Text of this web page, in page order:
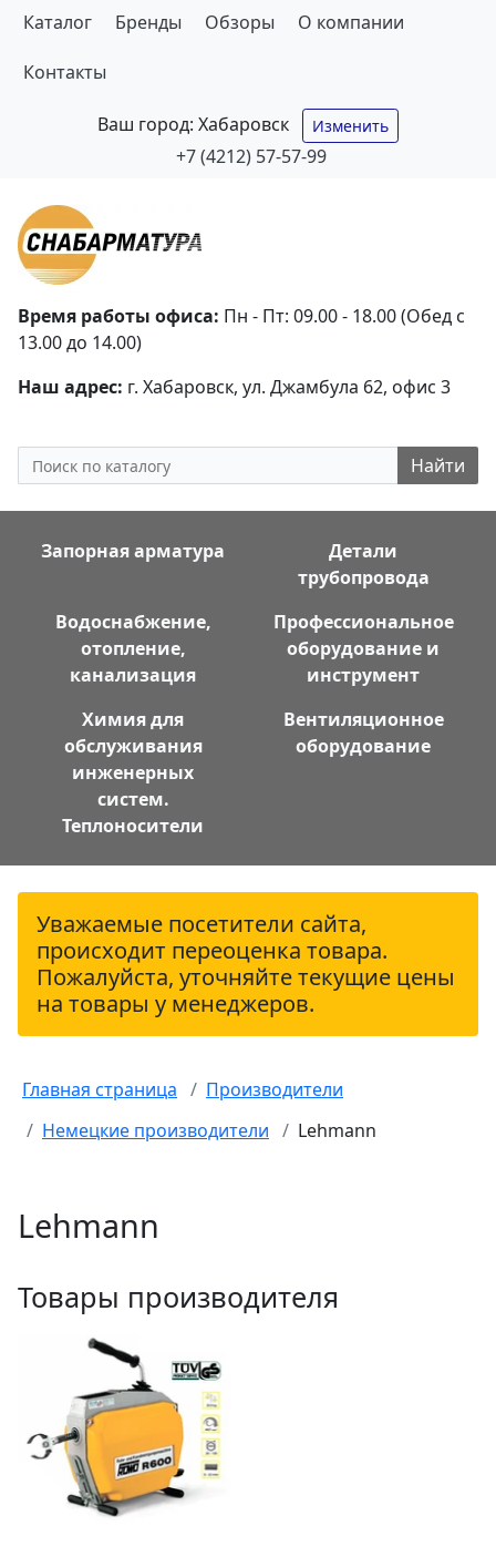
Каталог Бренды Обзоры О компании
Контакты
Ваш город: Хабаровск Изменить
+7 (4212) 57-57-99
Время работы офиса: Пн - Пт: 09.00 - 18.00 (Обед с
13.00 до 14.00)
Наш адрес: г. Хабаровск, ул. Джамбула 62, офис 3
Найти
Запорная арматура
Детали
трубопровода
Водоснабжение,
отопление,
канализация
Профессиональное
оборудование и
инструмент
Химия для
обслуживания
инженерных
систем.
Теплоносители
Вентиляционное
оборудование
Уважаемые посетители сайта,
происходит переоценка товара.
Пожалуйста, уточняйте текущие цены
на товары у менеджеров.
Главная страница
Производители
Немецкие производители
Lehmann
Lehmann
Товары производителя